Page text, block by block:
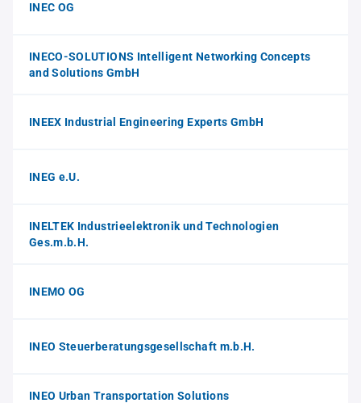
INEC OG
INECO-SOLUTIONS Intelligent Networking Concepts
and Solutions GmbH
INEEX Industrial Engineering Experts GmbH
INEG e.U.
INELTEK Industrieelektronik und Technologien
Ges.m.b.H.
INEMO OG
INEO Steuerberatungsgesellschaft m.b.H.
INEO Urban Transportation Solutions